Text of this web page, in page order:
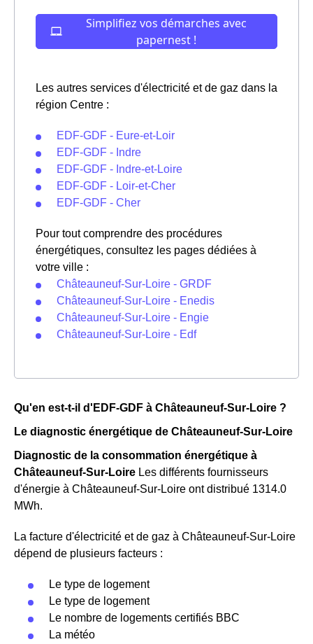
Les autres services d'électricité et de gaz dans la
région Centre :
EDF-GDF - Eure-et-Loir
EDF-GDF - Indre
EDF-GDF - Indre-et-Loire
EDF-GDF - Loir-et-Cher
EDF-GDF - Cher
Pour tout comprendre des procédures
énergétiques, consultez les pages dédiées à
votre ville :
Châteauneuf-Sur-Loire - GRDF
Châteauneuf-Sur-Loire - Enedis
Châteauneuf-Sur-Loire - Engie
Châteauneuf-Sur-Loire - Edf
Qu'en est-t-il d'EDF-GDF à Châteauneuf-Sur-Loire ?
Le diagnostic énergétique de Châteauneuf-Sur-Loire
Diagnostic de la consommation énergétique à
Châteauneuf-Sur-Loire Les différents fournisseurs
d'énergie à Châteauneuf-Sur-Loire ont distribué 1314.0
MWh.
La facture d'électricité et de gaz à Châteauneuf-Sur-Loire
dépend de plusieurs facteurs :
Le type de logement
Le type de logement
Le nombre de logements certifiés BBC
La météo